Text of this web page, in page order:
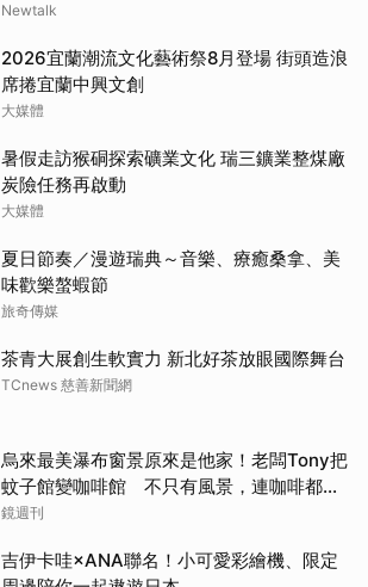
Newtalk
2026宜蘭潮流文化藝術祭8月登場 街頭造浪
席捲宜蘭中興文創
大媒體
暑假走訪猴硐探索礦業文化 瑞三鑛業整煤廠
炭險任務再啟動
大媒體
夏日節奏／漫遊瑞典～音樂、療癒桑拿、美
味歡樂螯蝦節
旅奇傳媒
茶青大展創生軟實力 新北好茶放眼國際舞台
TCnews 慈善新聞網
烏來最美瀑布窗景原來是他家！老闆Tony把
蚊子館變咖啡館 不只有風景，連咖啡都好
喝到讓人想再來
鏡週刊
吉伊卡哇×ANA聯名！小可愛彩繪機、限定